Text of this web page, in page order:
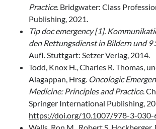
Practice. Bridgwater: Class
Publishing, 2021.
Tip doc emergency [1].
den Rettungsdienst in Bildern und 9
Aufl. Stuttgart: Setzer Verlag, 2014.
Todd, Knox H., Charles R. Thomas,
Alagappan, Hrsg. Oncologic
Medicine: Principles and Practice.
Springer International Publishing,
https://doi.org/10.1007/978-3-